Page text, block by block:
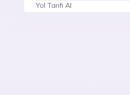
Yol Tarifi Al